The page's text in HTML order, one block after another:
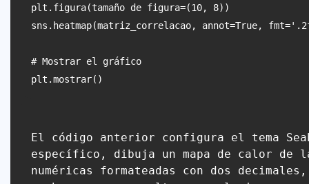
plt.figura(tamaño de figura=(10, 8))
sns.heatmap(matriz_correlacao, annot=True,
# Mostrar el gráfico
El código anterior configura el tema
específico, dibuja un mapa de calor de
numéricas formateadas con dos